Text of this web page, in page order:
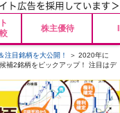
株主優待
注目銘柄を大公開！
＞ 2020年に
補2銘柄をピックアップ！ 注目はデ